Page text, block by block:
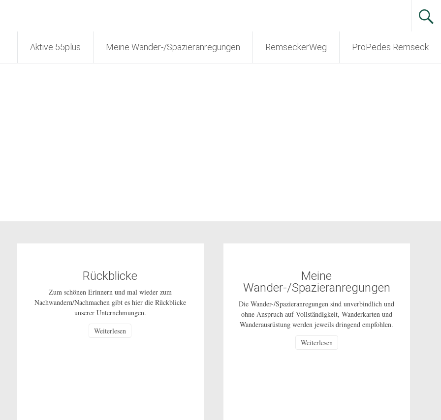
Aktive 55plus Meine Wander-/Spazieranregungen RemseckerWeg ProPedes Remseck
Rückblicke
Zum schönen Erinnern und mal wieder zum
Nachwandern/Nachmachen gibt es hier die Rückblicke
unserer Unternehmungen.
Weiterlesen
Meine
Wander-/Spazieranregungen
Die Wander-/Spazieranregungen sind unverbindlich und
ohne Anspruch auf Vollständigkeit, Wanderkarten und
Wanderausrüstung werden jeweils dringend empfohlen.
auf eigenes Risiko und sind nur für den privaten
Weiterlesen